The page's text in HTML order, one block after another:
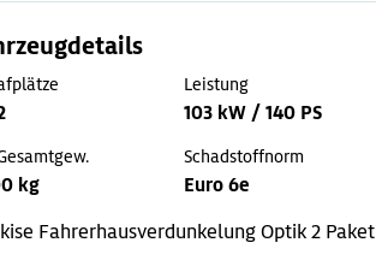
Leistung
103 kW / 140 PS
kg
Schadstoffnorm
Euro 6e
Fahrerhausverdunkelung Optik 2 Paket